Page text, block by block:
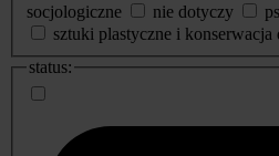
socjologiczne
nie dotyczy
sztuki plastyczne i konserwacja
status: